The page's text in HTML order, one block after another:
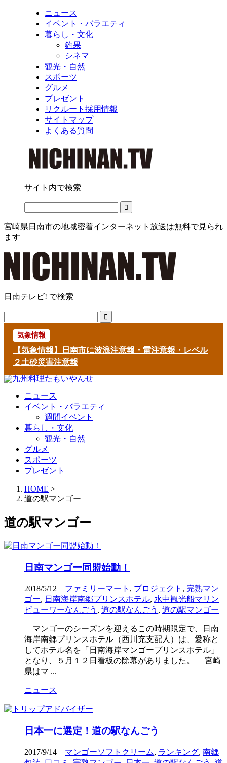
ニュース
イベント・バラエティ
暮らし・文化
釣果
シネマ
観光・自然
スポーツ
グルメ
プレゼント
リクルート採用情報
サイトマップ
よくある質問
サイト内で検索
宮崎県日南市の地域密着インターネット放送は無料で見られ
ます
日南テレビ! で検索
気象情報
【気象情報】日南市に波浪注意報・雷注意報・レベル
２土砂災害注意報
ニュース
イベント・バラエティ
週間イベント
暮らし・文化
観光・自然
グルメ
スポーツ
プレゼント
HOME >
道の駅マンゴー
道の駅マンゴー
日南マンゴー同盟始動！
2018/5/12 ファミリーマート , プロジェクト , 完熟マン
ゴー, 日南海岸南郷プリンスホテル, 水中観光船マリン
ビューワーなんごう , 道の駅なんごう , 道の駅マンゴー
マンゴーのシーズンを迎えるこの時期限定で、日南
海岸南郷プリンスホテル（西川充支配人）は、愛称と
してホテル名を「日南海岸マンゴープリンスホテル」
となり、５月１２日看板の除幕がありました。 宮崎
県はマ ...
ニュース
日本一に選定！道の駅なんごう
2017/9/14 マンゴーソフトクリーム, ランキング, 南郷